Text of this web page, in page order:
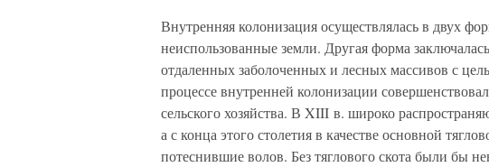
Внутренняя колонизация осуществлялась в двух
неиспользованные земли. Другая форма
отдаленных заболоченных и лесных массивов с
процессе внутренней колонизации
сельского хозяйства. В XIII в. широко
а с конца этого столетия в качестве основной
потеснившие волов. Без тяглового скота были бы